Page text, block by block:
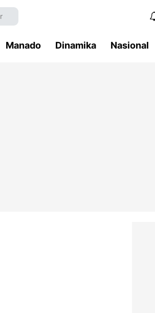
Manado Dinamika Nasional